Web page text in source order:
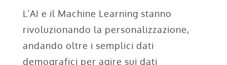
L’AI e il Machine Learning stanno
rivoluzionando la personalizzazione,
andando oltre i semplici dati
demografici per agire sui dati